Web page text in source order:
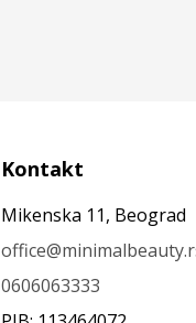
Kontakt
Mikenska 11, Beograd
0606063333